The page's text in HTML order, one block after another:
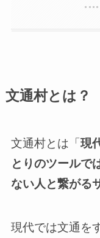
文通村とは？
文通村とは「 現
とりのツールで
ない人と繋がる
現代では文通を